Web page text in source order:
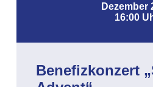
Dezember
16:00
Benefizkonzert